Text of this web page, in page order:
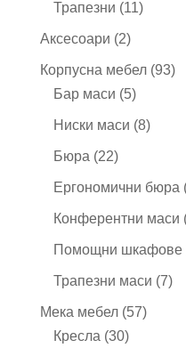
Трапезни 1111
Аксесоари 22
продукта
Корпусна мебел 9393
Бар маси 55
продукта
Ниски маси 88
Бюра 2222
продукта
Ергономични бюра
Конферентни маси
Помощни шкафове
Трапезни маси 77
Мека мебел 5757
Кресла 3030